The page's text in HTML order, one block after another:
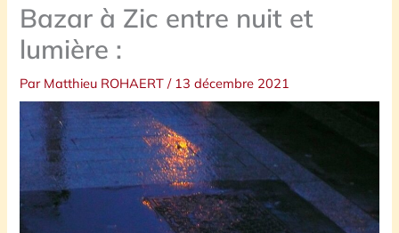
Bazar à Zic entre nuit et
lumière :
Par Matthieu ROHAERT/ 13 décembre 2021